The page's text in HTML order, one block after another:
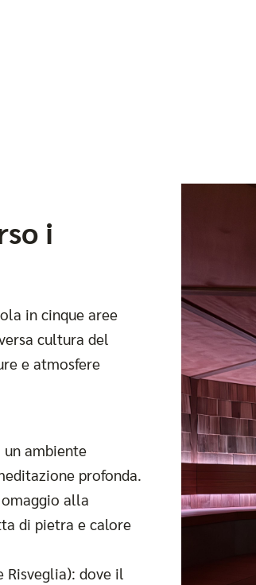
i
in cinque aree
cultura del
e atmosfere
un ambiente
profonda.
alla
di pietra e calore
Risveglia): dove il